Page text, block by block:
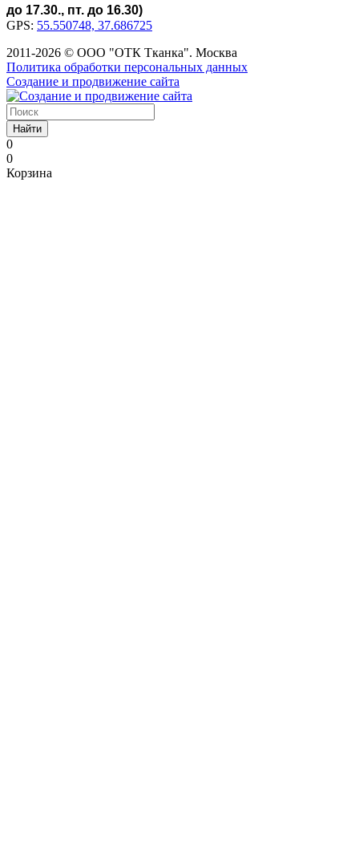
до 17.30., пт. до 16.30)
GPS: 55.550748, 37.686725
2011-2026 © ООО "ОТК Тканка". Москва
Политика обработки персональных данных
Создание и продвижение сайта
Найти
0
0
Корзина